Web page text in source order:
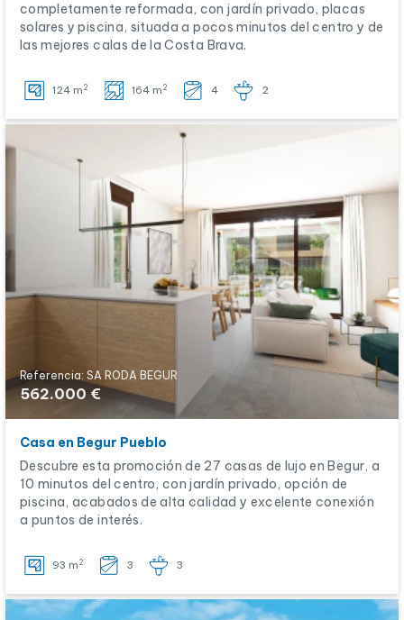
completamente reformada, con jardín privado, placas
solares y piscina, situada a pocos minutos del centro y de
las mejores calas de la Costa Brava.
124 m 2 164 m 2 4 2
Referencia: SA RODA BEGUR
562.000 €
Casa en Begur Pueblo
Descubre esta promoción de 27 casas de lujo en Begur, a
10 minutos del centro, con jardín privado, opción de
piscina, acabados de alta calidad y excelente conexión
a puntos de interés.
93 m 2 3 3